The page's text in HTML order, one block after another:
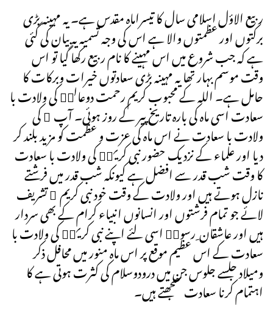
ربیع الاؤل اسلامی سال کا تیسراماہ مقدس ہے۔ یہ مہینہ بڑی
برکتوں اور عظمتوں والا ہے اس کی وجہ تسمیہ یہ بیان کی گئی
ہے کہ جب شروع میں اس مہینے کا نام ربیع رکھا گیا تو اس
وقت موسم بہار تھا یہ مہینہ بڑی سعادتوں خیرات وبرکات کا
حامل ہے۔ اللہ کے محبوب کریم رحمت دوعالمۖ کی ولادت با
سعادت اسی ماہ کی بارہ تاریخ پیر کے روز ہوئی۔ آپ ۖ کی
ولادت با سعادت نے اس ماہ کی عزت و عظمت کو مزید بلند کر
دیا اور علماء کے نزدیک حضور نبی کریمۖ کی ولادت با سعادت
کا وقت شب قدر سے افضل ہے کیونکہ شب قدر میں فرشتے
نازل ہوتے ہیں اور ولادت کے وقت خود نبی کریم ۖ تشریف
لائے جو تمام فرشتوں اور انسانوں انبیاء کرام کے بھی سردار
ہیں اور عاشقان ِرسولۖ اسی لئے اپنے نبی کریمۖ کی ولادت با
سعادت کے اس عظیم موقع پر اس ماہ منور میں محافل ذکر
ومیلاد جلسے جلوس جن میں درودوسلام کی کثرت ہوتی ہے کا
اہتمام کرنا سعادت سمجھتے ہیں۔